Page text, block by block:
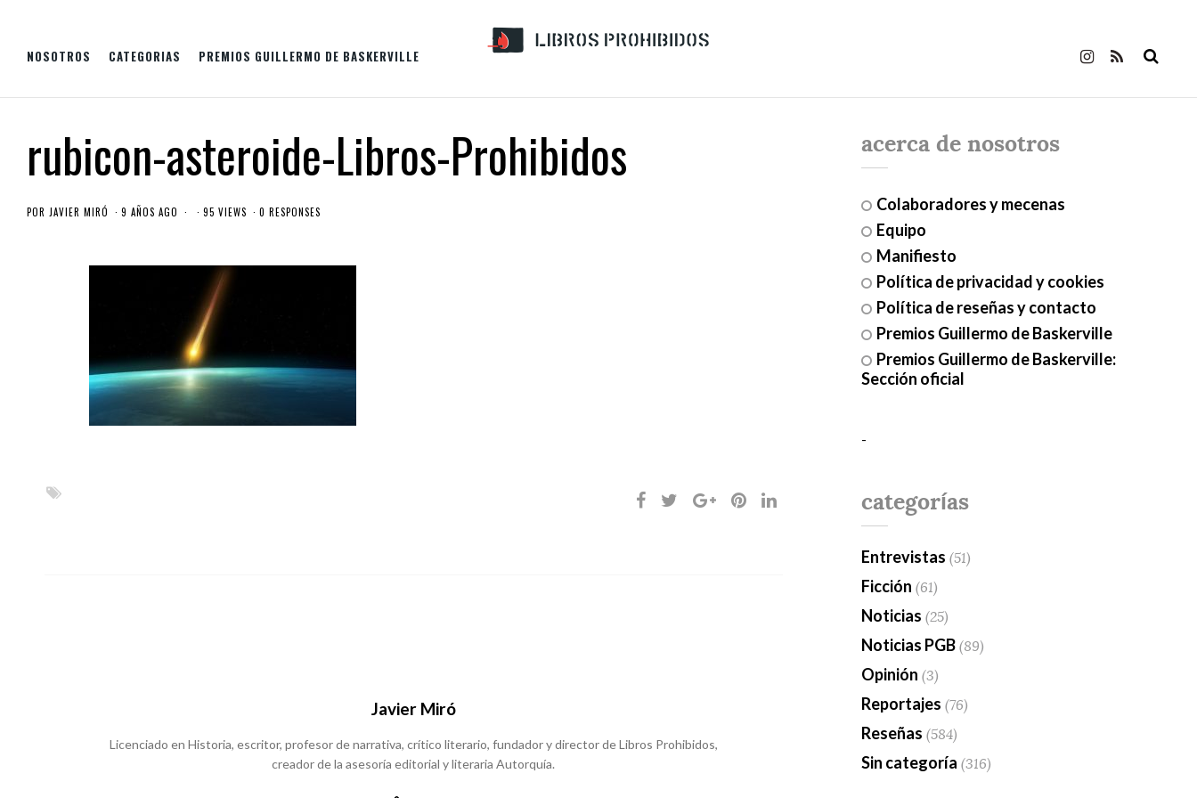
NOSOTROS CATEGORIAS PREMIOS GUILLERMO DE BASKERVILLE
rubicon-asteroide-Libros-Prohibidos
POR JAVIER MIRÓ 9 AÑOS AGO 95 VIEWS 0 RESPONSES
Javier Miró
Licenciado en Historia, escritor, profesor de narrativa, crítico literario, fundador y director de Libros Prohibidos,
creador de la asesoría editorial y literaria Autorquía.
acerca de nosotros
Colaboradores y mecenas
Equipo
Manifiesto
Política de privacidad y cookies
Política de reseñas y contacto
Premios Guillermo de Baskerville
Premios Guillermo de Baskerville:
Sección oficial
-
categorías
Entrevistas (51)
Ficción (61)
Noticias (25)
Noticias PGB (89)
Opinión (3)
Reportajes (76)
Reseñas (584)
Sin categoría (316)